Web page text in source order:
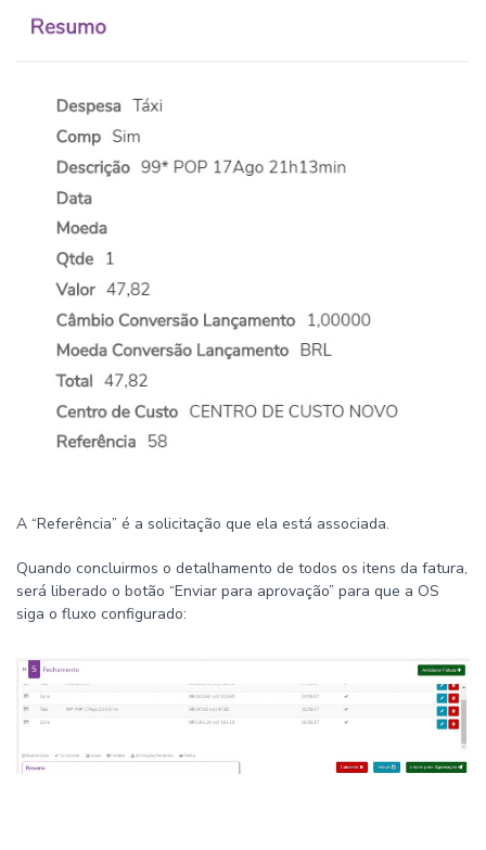
A “Referência” é a solicitação que ela está associada.
Quando concluirmos o detalhamento de todos os itens da fatura,
será liberado o botão “Enviar para aprovação” para que a OS
siga o fluxo configurado: